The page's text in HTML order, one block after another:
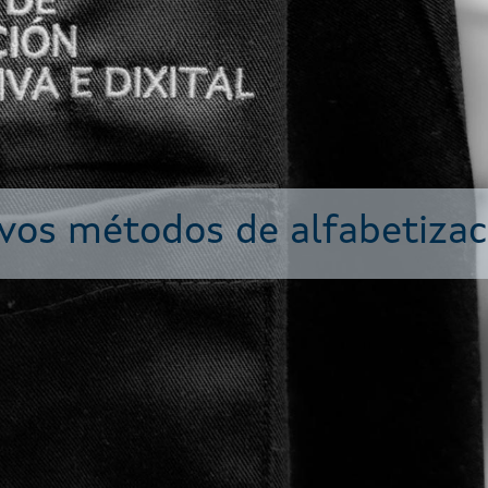
métodos de
baseadas en